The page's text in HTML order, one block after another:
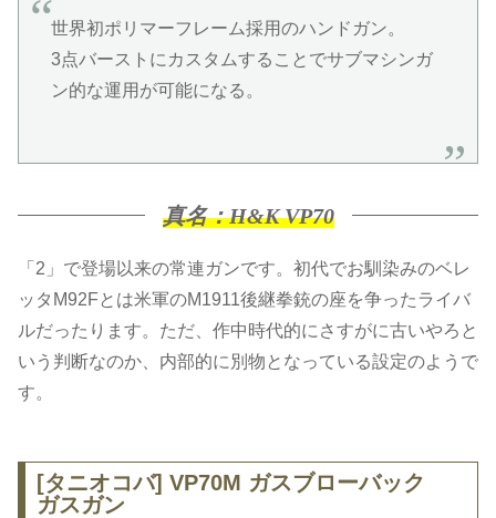
世界初ポリマーフレーム採用のハンドガン。
3点バーストにカスタムすることでサブマシンガ
ン的な運用が可能になる。
真名：H&K VP70
「2」で登場以来の常連ガンです。初代でお馴染みのベレ
ッタM92Fとは米軍のM1911後継拳銃の座を争ったライバ
ルだったります。ただ、作中時代的にさすがに古いやろと
いう判断なのか、内部的に別物となっている設定のようで
す。
[タニオコバ] VP70M ガスブローバック
ガスガン